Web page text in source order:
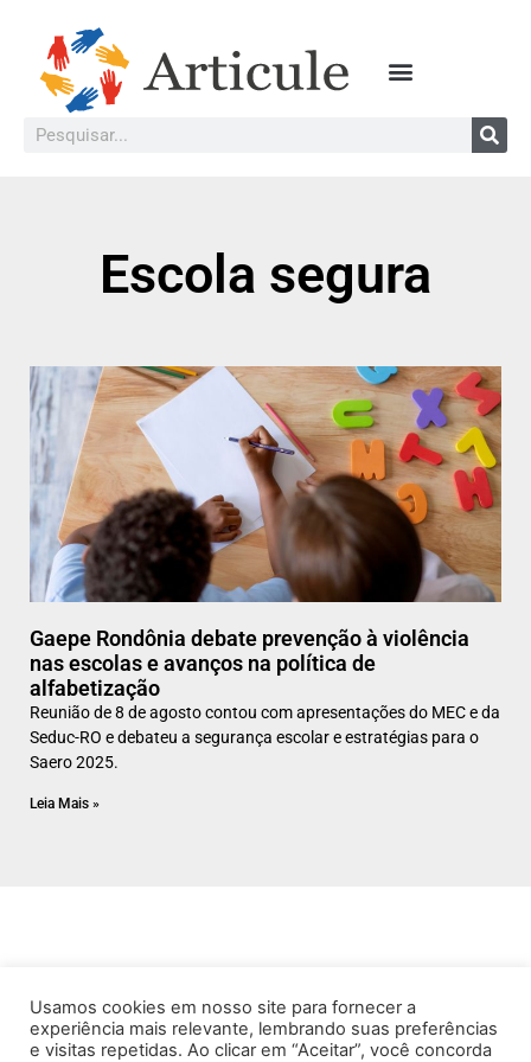
Escola segura
Gaepe Rondônia debate prevenção à violência
nas escolas e avanços na política de
alfabetização
Reunião de 8 de agosto contou com apresentações do MEC e da
Seduc-RO e debateu a segurança escolar e estratégias para o
Saero 2025.
Leia Mais »
Usamos cookies em nosso site para fornecer a
experiência mais relevante, lembrando suas preferências
e visitas repetidas. Ao clicar em “Aceitar”, você concorda